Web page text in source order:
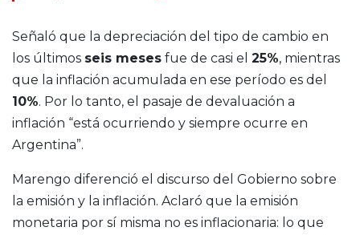
Señaló que la depreciación del tipo de cambio en
los últimos seis meses fue de casi el 25%, mientras
que la inflación acumulada en ese período es del
10%. Por lo tanto, el pasaje de devaluación a
inflación “está ocurriendo y siempre ocurre en
Argentina”.
Marengo diferenció el discurso del Gobierno sobre
la emisión y la inflación. Aclaró que la emisión
monetaria por sí misma no es inflacionaria: lo que